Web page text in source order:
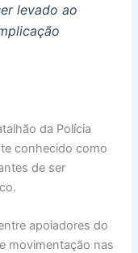
levado ao
da Polícia
conhecido como
de ser
apoiadores do
movimentação nas